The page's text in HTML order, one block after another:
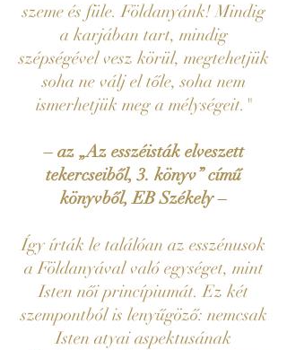
szeme és füle. Földanyánk! Mindig
a karjában tart, mindig
szépségével vesz körül, megtehetjük
soha ne válj el tőle, soha nem
ismerhetjük meg a mélységeit."
– az „Az esszéisták elveszett
tekercseiből, 3. könyv” című
könyvből, EB Székely –
Így írták le találóan az esszénusok
a Földanyával való egységet, mint
Isten női princípiumát. Ez két
szempontból is lenyűgöző: nemcsak
Isten atyai aspektusának